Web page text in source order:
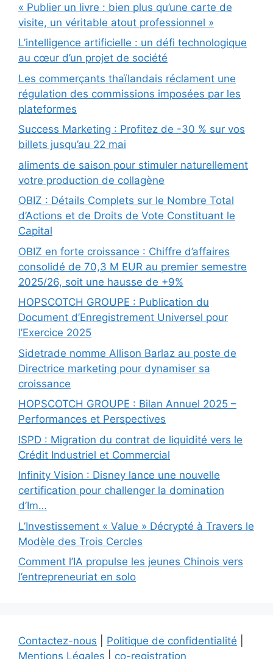
« Publier un livre : bien plus qu’une carte de
visite, un véritable atout professionnel »
L’intelligence artificielle : un défi technologique
au cœur d’un projet de société
Les commerçants thaïlandais réclament une
régulation des commissions imposées par les
plateformes
Success Marketing : Profitez de -30 % sur vos
billets jusqu’au 22 mai
aliments de saison pour stimuler naturellement
votre production de collagène
OBIZ : Détails Complets sur le Nombre Total
d’Actions et de Droits de Vote Constituant le
Capital
OBIZ en forte croissance : Chiffre d’affaires
consolidé de 70,3 M EUR au premier semestre
2025/26, soit une hausse de +9%
HOPSCOTCH GROUPE : Publication du
Document d’Enregistrement Universel pour
l’Exercice 2025
Sidetrade nomme Allison Barlaz au poste de
Directrice marketing pour dynamiser sa
croissance
HOPSCOTCH GROUPE : Bilan Annuel 2025 –
Performances et Perspectives
ISPD : Migration du contrat de liquidité vers le
Crédit Industriel et Commercial
Infinity Vision : Disney lance une nouvelle
certification pour challenger la domination
d’Im…
L’Investissement « Value » Décrypté à Travers le
Modèle des Trois Cercles
Comment l’IA propulse les jeunes Chinois vers
l’entrepreneuriat en solo
Contactez-nous Politique de confidentialité
Mentions Légales
co-registration